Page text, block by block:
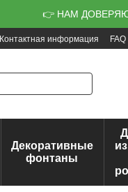
👉 НАМ
Контактная информация FAQ
Декоративные
фонтаны